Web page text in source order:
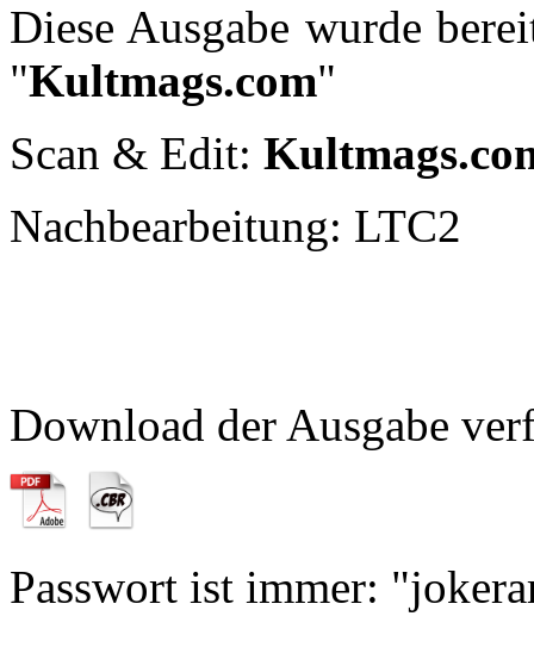
Diese Ausgabe wurde
"Kultmags.com"
Scan & Edit:
Nachbearbeitung: LTC2
Download der Ausgabe
Passwort ist immer: